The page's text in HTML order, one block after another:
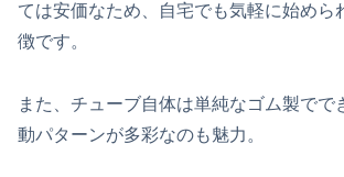
ては安価なため、自宅でも気軽に始めら
徴です。
また、チューブ自体は単純なゴム製でで
動パターンが多彩なのも魅力。